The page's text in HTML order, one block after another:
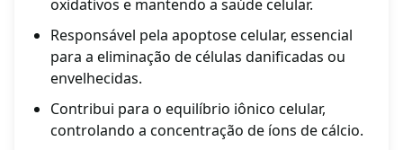
oxidativos e mantendo a saúde celular.
Responsável pela apoptose celular, essencial
para a eliminação de células danificadas ou
envelhecidas.
Contribui para o equilíbrio iônico celular,
controlando a concentração de íons de cálcio.